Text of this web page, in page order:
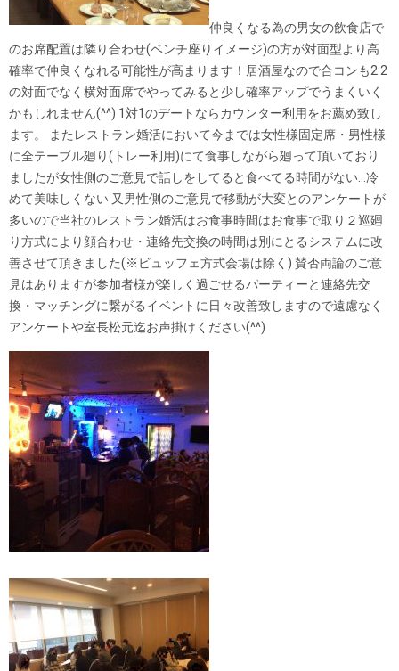
仲良くなる為の男女の飲食店で
のお席配置は隣り合わせ(ベンチ座りイメージ)の方が対面型より高
確率で仲良くなれる可能性が高まります！居酒屋なので合コンも2:2
の対面でなく横対面席でやってみると少し確率アップでうまくいく
かもしれません(^^) 1対1のデートならカウンター利用をお薦め致し
ます。 またレストラン婚活において今までは女性様固定席・男性様
に全テーブル廻り(トレー利用)にて食事しながら廻って頂いており
ましたが女性側のご意見で話しをしてると食べてる時間がない…冷
めて美味しくない 又男性側のご意見で移動が大変とのアンケートが
多いので当社のレストラン婚活はお食事時間はお食事で取り２巡廻
り方式により顔合わせ・連絡先交換の時間は別にとるシステムに改
善させて頂きました(※ビュッフェ方式会場は除く) 賛否両論のご意
見はありますが参加者様が楽しく過ごせるパーティーと連絡先交
換・マッチングに繋がるイベントに日々改善致しますので遠慮なく
アンケートや室長松元迄お声掛けください(^^)